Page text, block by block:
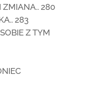
ZMIANA.. 280
283
Z TYM